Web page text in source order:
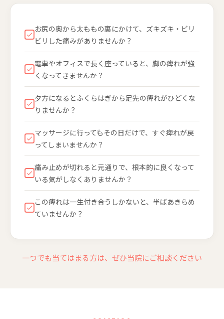
お尻の奥から太ももの裏にかけて、ズキズキ・ビリ
ビリした痛みがありませんか？
電車やオフィスで長く座っていると、脚の痺れが強
くなってきませんか？
夕方になるとふくらはぎから足先の痺れがひどくな
りませんか？
マッサージに行ってもその日だけで、すぐ痺れが戻
ってしまいませんか？
痛み止めが切れると元通りで、根本的に良くなって
いる気がしなくありませんか？
この痺れは一生付き合うしかないと、半ばあきらめ
ていませんか？
一つでも当てはまる方は、ぜひ当院にご相談ください